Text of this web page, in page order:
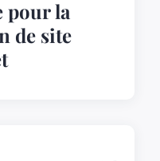
pour la
de site